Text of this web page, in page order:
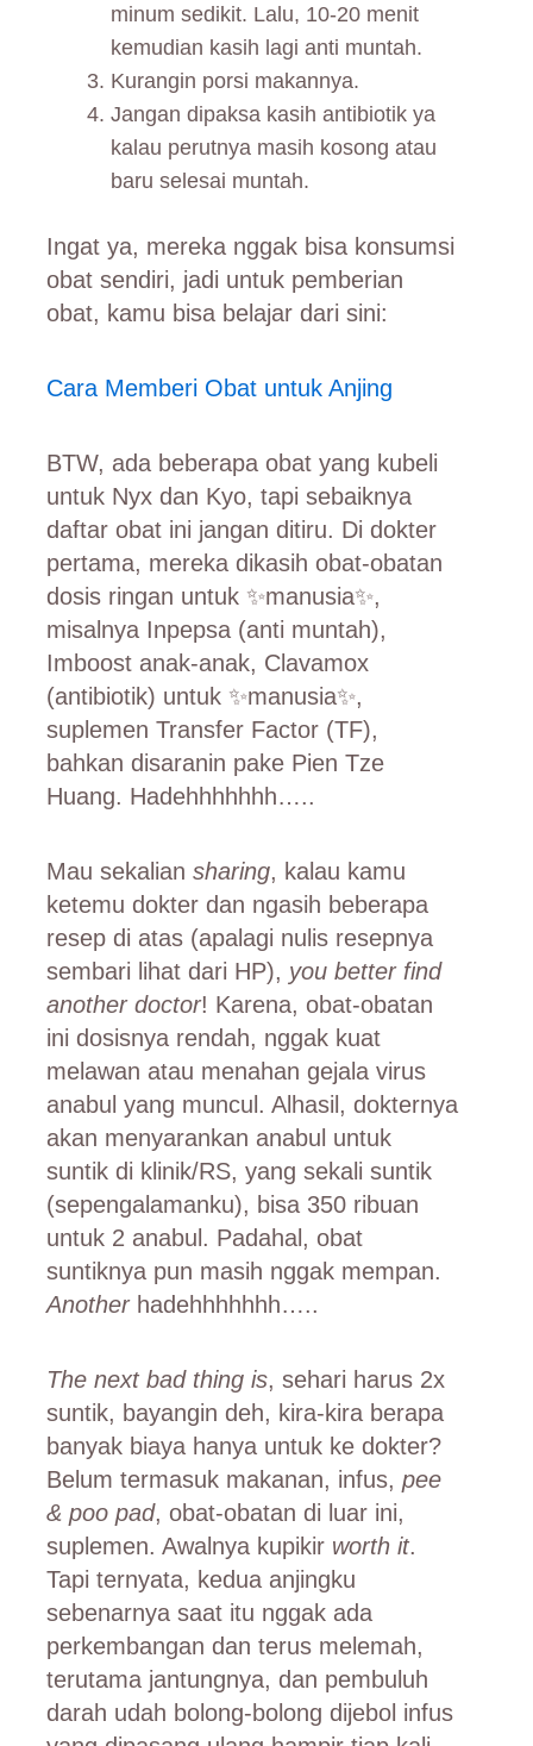
minum sedikit. Lalu, 10-20 menit
kemudian kasih lagi anti muntah.
Kurangin porsi makannya.
Jangan dipaksa kasih antibiotik ya
kalau perutnya masih kosong atau
baru selesai muntah.
Ingat ya, mereka nggak bisa konsumsi
obat sendiri, jadi untuk pemberian
obat, kamu bisa belajar dari sini:
Cara Memberi Obat untuk Anjing
BTW, ada beberapa obat yang kubeli
untuk Nyx dan Kyo, tapi sebaiknya
daftar obat ini jangan ditiru. Di dokter
pertama, mereka dikasih obat-obatan
dosis ringan untuk ✨manusia✨,
misalnya Inpepsa (anti muntah),
Imboost anak-anak, Clavamox
(antibiotik) untuk ✨manusia✨,
suplemen Transfer Factor (TF),
bahkan disaranin pake Pien Tze
Huang. Hadehhhhhhh…..
Mau sekalian sharing, kalau kamu
ketemu dokter dan ngasih beberapa
resep di atas (apalagi nulis resepnya
sembari lihat dari HP), you better find
another doctor! Karena, obat-obatan
ini dosisnya rendah, nggak kuat
melawan atau menahan gejala virus
anabul yang muncul. Alhasil, dokternya
akan menyarankan anabul untuk
suntik di klinik/RS, yang sekali suntik
(sepengalamanku), bisa 350 ribuan
untuk 2 anabul. Padahal, obat
suntiknya pun masih nggak mempan.
Anotherhadehhhhhhh…..
The next bad thing is, sehari harus 2x
suntik, bayangin deh, kira-kira berapa
banyak biaya hanya untuk ke dokter?
Belum termasuk makanan, infus, pee
& poo pad, obat-obatan di luar ini,
suplemen. Awalnya kupikir worth it.
Tapi ternyata, kedua anjingku
sebenarnya saat itu nggak ada
perkembangan dan terus melemah,
terutama jantungnya, dan pembuluh
darah udah bolong-bolong dijebol infus